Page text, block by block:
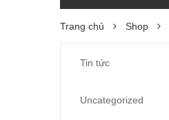
Trang chủ Shop
Tin tức
Uncategorized